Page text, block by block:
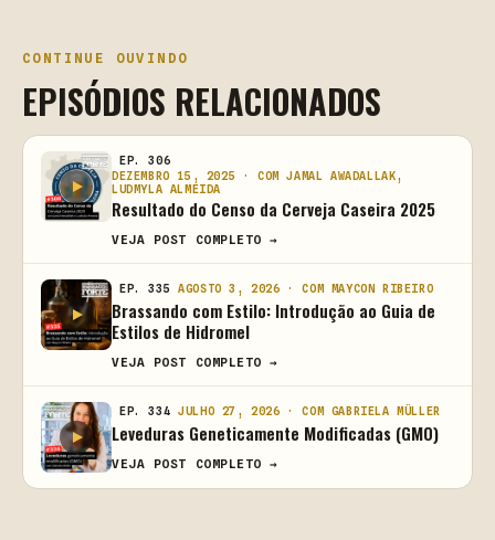
CONTINUE OUVINDO
EPISÓDIOS RELACIONADOS
EP. 306
DEZEMBRO 15, 2025 · COM JAMAL AWADALLAK,
LUDMYLA ALMEIDA
Resultado do Censo da Cerveja Caseira 2025
VEJA POST COMPLETO →
EP. 335 AGOSTO 3, 2026 · COM MAYCON RIBEIRO
Brassando com Estilo: Introdução ao Guia de
Estilos de Hidromel
VEJA POST COMPLETO →
EP. 334 JULHO 27, 2026 · COM GABRIELA MÜLLER
Leveduras Geneticamente Modificadas (GMO)
VEJA POST COMPLETO →